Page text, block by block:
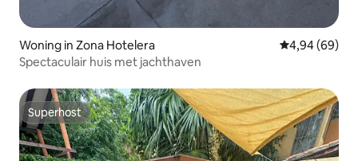
Woning in Zona Hotelera Gemiddelde
4,94 (69)
Spectaculair huis met jachthaven
Superhost
Superhost